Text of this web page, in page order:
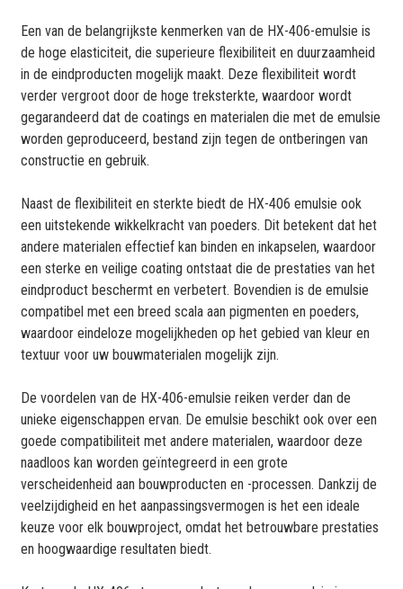
Een van de belangrijkste kenmerken van de HX-406-emulsie is
de hoge elasticiteit, die superieure flexibiliteit en duurzaamheid
in de eindproducten mogelijk maakt. Deze flexibiliteit wordt
verder vergroot door de hoge treksterkte, waardoor wordt
gegarandeerd dat de coatings en materialen die met de emulsie
worden geproduceerd, bestand zijn tegen de ontberingen van
constructie en gebruik.
Naast de flexibiliteit en sterkte biedt de HX-406 emulsie ook
een uitstekende wikkelkracht van poeders. Dit betekent dat het
andere materialen effectief kan binden en inkapselen, waardoor
een sterke en veilige coating ontstaat die de prestaties van het
eindproduct beschermt en verbetert. Bovendien is de emulsie
compatibel met een breed scala aan pigmenten en poeders,
waardoor eindeloze mogelijkheden op het gebied van kleur en
textuur voor uw bouwmaterialen mogelijk zijn.
De voordelen van de HX-406-emulsie reiken verder dan de
unieke eigenschappen ervan. De emulsie beschikt ook over een
goede compatibiliteit met andere materialen, waardoor deze
naadloos kan worden geïntegreerd in een grote
verscheidenheid aan bouwproducten en -processen. Dankzij de
veelzijdigheid en het aanpassingsvermogen is het een ideale
keuze voor elk bouwproject, omdat het betrouwbare prestaties
en hoogwaardige resultaten biedt.